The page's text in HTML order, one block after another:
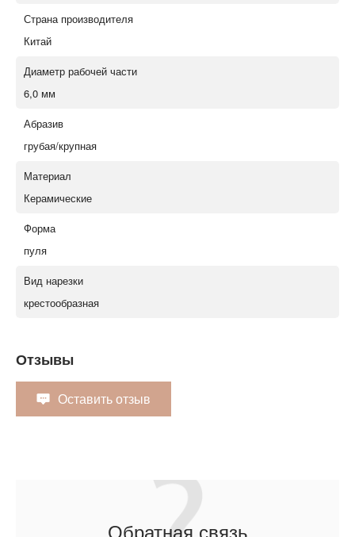
Страна производителя
Китай
Диаметр рабочей части
6,0 мм
Абразив
грубая/крупная
Материал
Керамические
Форма
пуля
Вид нарезки
крестообразная
Отзывы
Оставить отзыв
Обратная связь